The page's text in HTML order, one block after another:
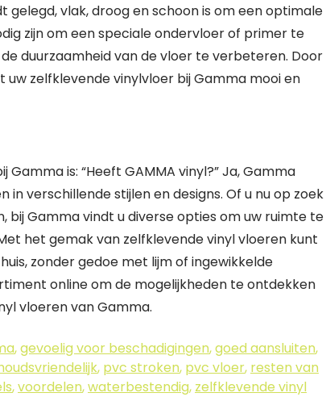
vlak, droog en schoon is om een optimale
zijn om een speciale ondervloer of primer te
duurzaamheid van de vloer te verbeteren. Door
zelfklevende vinylvloer bij Gamma mooi en
is: “Heeft GAMMA vinyl?” Ja, Gamma
verschillende stijlen en designs. Of u nu op zoek
Gamma vindt u diverse opties om uw ruimte te
het gemak van zelfklevende vinyl vloeren kunt
zonder gedoe met lijm of ingewikkelde
online om de mogelijkheden te ontdekken
vloeren van Gamma.
,gevoelig voor beschadigingen,goed aansluiten,
, pvc stroken, pvc vloer, resten van
,voordelen,waterbestendig, zelfklevende vinyl